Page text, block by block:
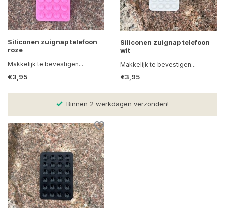
Siliconen zuignap telefoon
roze
Makkelijk te bevestigen...
€3,95
Siliconen zuignap telefoon
wit
Makkelijk te bevestigen...
€3,95
Binnen 2 werkdagen verzonden!